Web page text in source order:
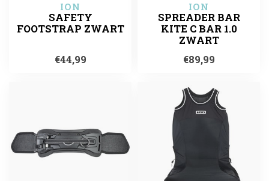
ION
SAFETY
FOOTSTRAP ZWART
€44,99
ION
SPREADER BAR
KITE C BAR 1.0
ZWART
€89,99